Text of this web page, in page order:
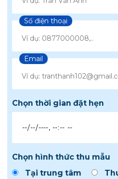
Số điện thoại
Email
Chọn thời gian đặt hẹn
Chọn hình thức thu mẫu
Tại trung tâm